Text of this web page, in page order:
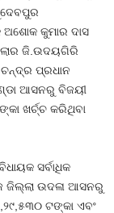
ଅଶୋକ କୁମାର ଦାସ
ଜି.ଉଦୟଗିରି
ପ୍ରଧାନ
ଆସନରୁ ବିଜୟୀ
ଖର୍ଚ୍ଚ କରିଥିବା
ସର୍ବାଧିକ
ଜିଲ୍ଲା ଉଦଳା ଆସନରୁ
ଟଙ୍କା ଏବଂ